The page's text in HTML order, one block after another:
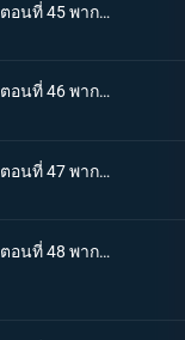
One piece วันพีช ตอนที่ 45 พากย์ไทย ถูกตั้งค่าหัว ลูฟี่หมวกฟางดังก้องไปทั่วโลก
One piece วันพีช ตอนที่ 46 พากย์ไทย ไล่ตามหมวกฟางไป การผจญภัยครั้งใหญ่ของบาร์กี้ตัวน้อย!
One piece วันพีช ตอนที่ 47 พากย์ไทย ขอโทษที่ให้คอย กัปตันบาร์กี้คืนชีพแล้ว
One piece วันพีช ตอนที่ 48 พากย์ไทย เมืองแห่งจุดเริ่มต้นและจุดจบ ขึ้นฝั่งที่โร้กทาวน์